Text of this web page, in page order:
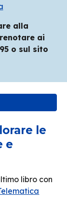
alla
ai
o sul sito
le
e
libro con